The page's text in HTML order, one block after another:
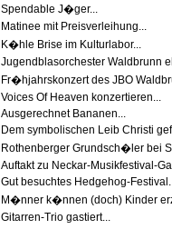
Spendable J�ger...
Matinee mit Preisverleihung...
K�hle Brise im Kulturlabor...
Jugendblasorchester Waldbrunn
Fr�hjahrskonzert des JBO
Voices Of Heaven konzertieren...
Ausgerechnet Bananen...
Dem symbolischen Leib Christi
Rothenberger Grundsch�ler bei
Auftakt zu Neckar-Musikfestival-
Gut besuchtes Hedgehog-
M�nner k�nnen (doch) Kinder
Gitarren-Trio gastiert...